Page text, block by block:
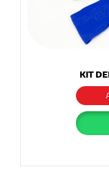
KIT